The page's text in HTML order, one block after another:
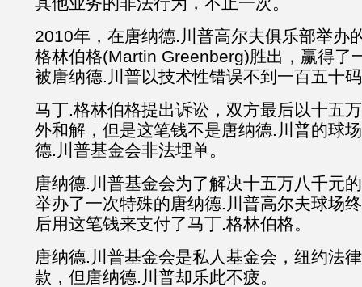
2010年，在唐纳德.川普高尔夫俱乐部举办
格林伯格(Martin Greenberg)胜出，赢得了
被唐纳德.川普以技术性错误不到一百五十
马丁.格林伯格提出诉讼，双方最后以十五
外和解，但是这笔钱不是唐纳德.川普的球
德.川普基金会非法埋单。
唐纳德.川普基金会为了解决十五万八千元
举办了一次特殊的唐纳德.川普高尔夫球场
后用这笔钱来支付了马丁.格林伯格。
唐纳德.川普基金会是私人基金会，纽约法
款，但唐纳德.川普却乐此不疲。